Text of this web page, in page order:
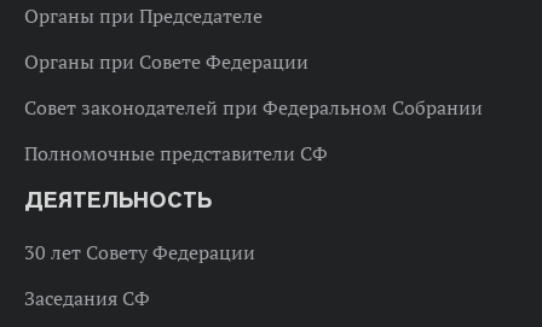
Органы при Председателе
Органы при Совете Федерации
Совет законодателей при Федеральном Собрании
Полномочные представители СФ
ДЕЯТЕЛЬНОСТЬ
30 лет Совету Федерации
Заседания СФ